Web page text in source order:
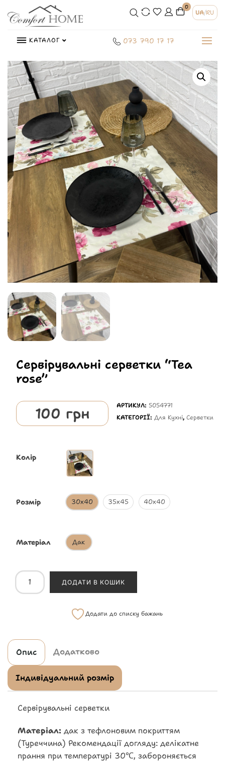
0
UA/RU
КАТАЛОГ 073 790 17 17
Сервірувальні серветки “Tea
rose”
100 грн АРТИКУЛ: 5054771
КАТЕГОРІЇ:Для Кухні,Серветки
Колір
Розмір 30х40 35х45 40х40
Матеріал Дак
ДОДАТИ В КОШИК
Додати до списку бажань
Опис Додатково
Індивідуальний розмір
Сервірувальні серветки
Матеріал: дак з тефлоновим покриттям
(Туреччина) Рекомендації догляду: делікатне
прання при температурі 30℃, забороняється